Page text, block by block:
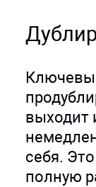
выходит
себя.
полную